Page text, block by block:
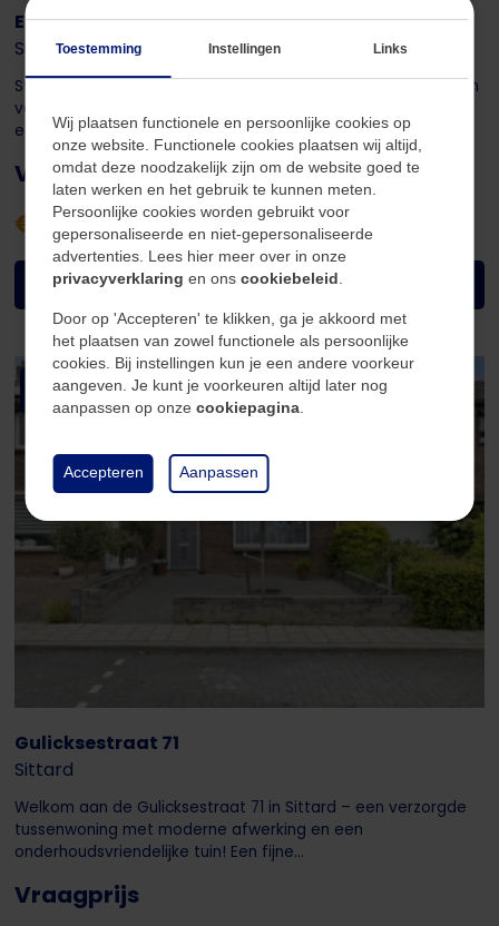
Eisenhowerstraat 561
Sittard
Starters opgelet! Welkom aan de Eisenhowerstraat 561 – een
verrassend ruim appartement waar comfortabel wonen en
een centrale ligging perfect...
Vraagprijs
€ 169.000,- k.k.
Bekijk object
Verkocht
Gulicksestraat 71
Sittard
Welkom aan de Gulicksestraat 71 in Sittard – een verzorgde
tussenwoning met moderne afwerking en een
onderhoudsvriendelijke tuin! Een fijne...
Vraagprijs
Toestemming Instellingen Links
Wij plaatsen functionele en persoonlijke cookies op
onze website. Functionele cookies plaatsen wij altijd,
omdat deze noodzakelijk zijn om de website goed te
laten werken en het gebruik te kunnen meten.
Persoonlijke cookies worden gebruikt voor
gepersonaliseerde en niet-gepersonaliseerde
advertenties. Lees hier meer over in onze
privacyverklaring en onscookiebeleid
Door op 'Accepteren' te klikken, ga je akkoord met
het plaatsen van zowel functionele als persoonlijke
cookies. Bij instellingen kun je een andere voorkeur
aangeven. Je kunt je voorkeuren altijd later nog
aanpassen op onzecookiepagina
Accepteren Aanpassen